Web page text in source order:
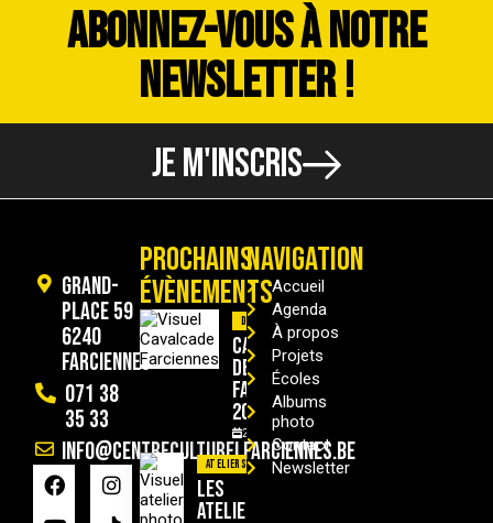
ABONNEZ-VOUS À NOTRE
NEWSLETTER !
JE M'INSCRIS
Grand-
Place 59
6240
Farciennes
071 38
35 33
info@centreculturelfarciennes.be
PROCHAINS
ÉVÈNEMENTS
Divers
Cavalcade
de
Farciennes
2026
29/08/2026
Ateliers
Les
ateliers
NAVIGATION
Accueil
Agenda
À propos
Projets
Écoles
Albums
photo
Contact
Newsletter